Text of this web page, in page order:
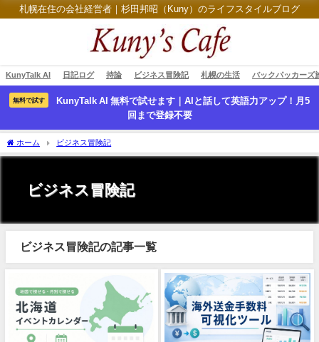
札幌在住の会社経営者｜杉田邦昭（Kuny）のライフスタイルブログ
KunyTalk AI 日記ログ 持論 ビジネス冒険記 札幌の生活 バックパッカーズ
無料で試す
KunyTalk AI 無料で試せます｜AIと話して英語力アップ！月5
回まで登録不要
ホーム ビジネス冒険記
ビジネス冒険記
ビジネス冒険記の記事一覧